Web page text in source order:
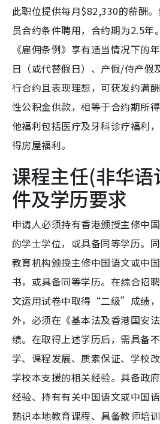
此职位提供每月$82,330的薪酬
员合约条件聘用，合约期为2.5年
《雇佣条例》享有适当情况下的
日（或代替假日）、产假/侍产假
行合约且表现理想，可获发约满
性公积金供款，相等于合约期所
他福利包括医疗及牙科诊疗福利
得房屋福利。
课程主任(非华
件及学历要求
申请人必须持有香港颁授主修中
的学士学位，或具备同等学历。
教育机构颁授主修中国语文或中
书，或具备同等学历。在综合招
文运用试卷中取得“二级”成绩
外，必须在《基本法及香港国安
绩。在取得上述学历后，需具备
学、课程发展、质素保证、学校
学校本支援的相关经验。具备政
经验、持有有关中国语文或中国
熟识本地教育课程、具备教师培